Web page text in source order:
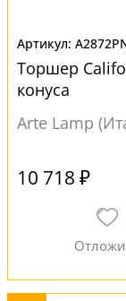
Торшер
конуса
Arte Lamp
10 718 ₽